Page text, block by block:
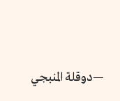
—دوقلة المنبجي